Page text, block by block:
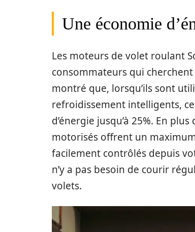
Une économie
Les moteurs de volet roulant
consommateurs qui
montré que, lorsqu’ils sont
refroidissement intelligents,
d’énergie jusqu’à 25%. En
motorisés offrent un
facilement contrôlés depuis
n’y a pas besoin de courir
volets.